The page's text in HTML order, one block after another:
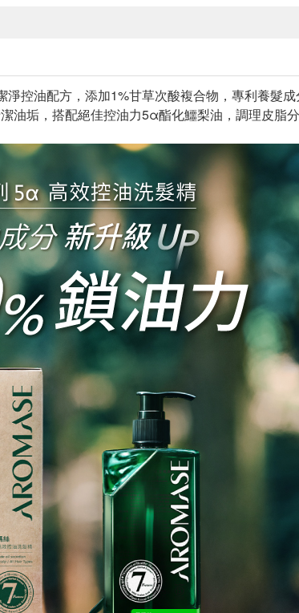
控油配方，添加1%甘草次酸複合物，專利養髮
油垢，搭配絕佳控油力5α酯化鱷梨油，調理皮脂